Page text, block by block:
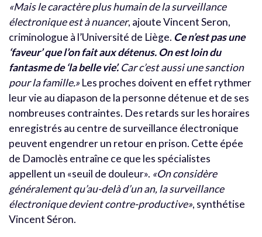
«Mais le caractère plus humain de la surveillance
électronique est à nuancer, ajoute Vincent Seron,
criminologue à l’Université de Liège. Ce n’est pas une
‘faveur’ que l’on fait aux détenus. On est loin du
fantasme de ‘la belle vie’.Car c’est aussi une sanction
pour la famille.» Les proches doivent en effet rythmer
leur vie au diapason de la personne détenue et de ses
nombreuses contraintes. Des retards sur les horaires
enregistrés au centre de surveillance électronique
peuvent engendrer un retour en prison. Cette épée
de Damoclès entraîne ce que les spécialistes
appellent un «seuil de douleur». «On considère
généralement qu’au-delà d’un an, la surveillance
électronique devient contre-productive», synthétise
Vincent Séron.